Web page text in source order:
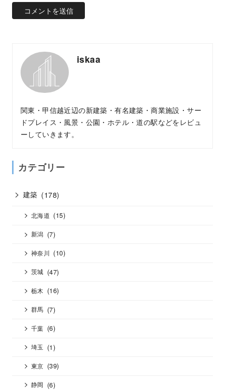
iskaa
関東・甲信越近辺の新建築・有名建築・商業施設・サー
ドプレイス・風景・公園・ホテル・道の駅などをレビュ
ーしていきます。
カテゴリー
建築 (178)
北海道 (15)
新潟 (7)
神奈川 (10)
茨城 (47)
栃木 (16)
群馬 (7)
千葉 (6)
埼玉 (1)
東京 (39)
静岡 (6)